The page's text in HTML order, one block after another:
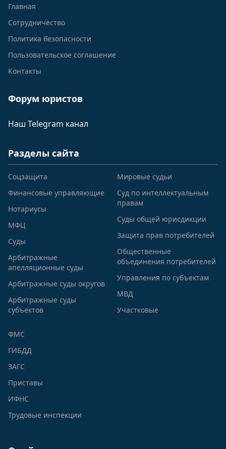
Главная
Сотрудничество
Политика безопасности
Пользовательское соглашение
Контакты
Форум юристов
Наш Telegram канал
Разделы сайта
Соцзащита
Финансовые управляющие
Нотариусы
МФЦ
Суды
Арбитражные
апелляционные суды
Арбитражные суды округов
Арбитражные суды
субъектов
Мировые судьи
Суд по интеллектуальным
правам
Суды общей юрисдикции
Защита прав потребителей
Общественные
объединения потребителей
Управления по субъектам
МВД
Участковые
ФМС
ГИБДД
ЗАГС
Приставы
ИФНС
Трудовые инспекции